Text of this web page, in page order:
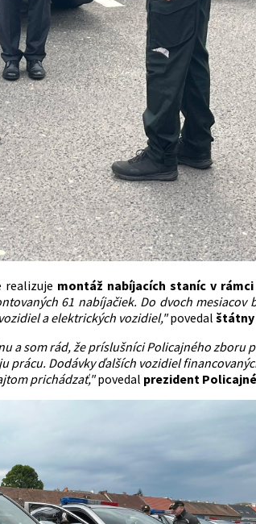
realizuje montáž nabíjacích staníc v
61 nabíjačiek. Do dvoch
a elektrických vozidiel," povedal štátny
a som rád, že príslušníci Policajného
prácu. Dodávky ďalších vozidiel
prichádzať,"povedal prezident